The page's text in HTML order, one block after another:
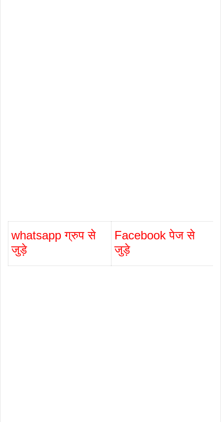
whatsapp ग्रुप से
जुड़े
Facebook पेज से
जुड़े